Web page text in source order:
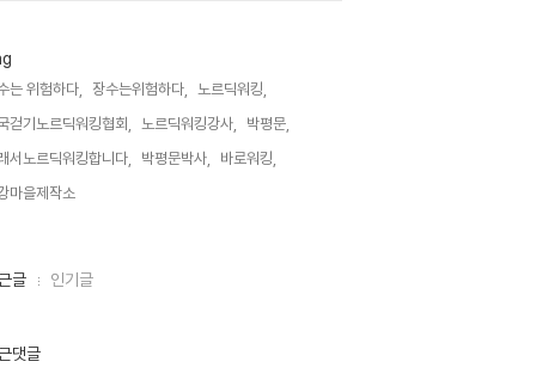
는 위험하다, 장수는위험하다,
노르딕워킹,
걷기노르딕워킹협회,
노르딕워킹강사,
박평문,
서노르딕워킹합니다,
박평문박사,
바로워킹,
마을제작소,
글 인기글
댓글